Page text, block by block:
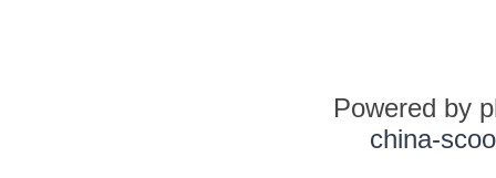
Powered by
china-